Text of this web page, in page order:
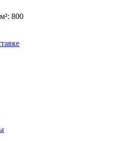
800